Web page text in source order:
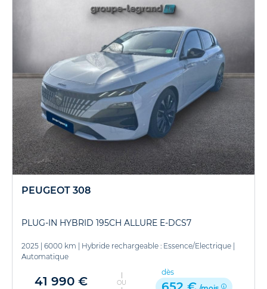
PEUGEOT 308
PLUG-IN HYBRID 195CH ALLURE E-DCS7
2025 6000 km Hybride rechargeable : Essence/Electrique
Automatique
41 990 € OU
dès